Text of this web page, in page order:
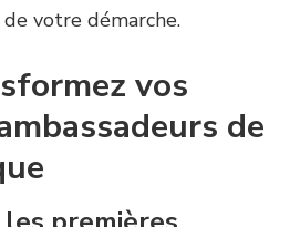
de votre démarche.
vos
de